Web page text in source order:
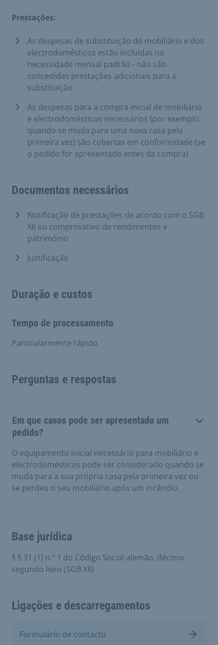
Prestações:
As despesas de substituição do mobiliário e dos
electrodomésticos estão incluídas na
necessidade mensal padrão - não são
concedidas prestações adicionais para a
substituição
As despesas para a compra inicial de mobiliário
e electrodomésticos necessários (por exemplo,
quando se muda para uma nova casa pela
primeira vez) são cobertas em conformidade (se
o pedido for apresentado antes da compra)
Documentos necessários
Notificação de prestações de acordo com o SGB
XII ou comprovativo de rendimentos e
património
Justificação
Duração e custos
Tempo de processamento
Particularmente rápido
Perguntas e respostas
Em que casos pode ser apresentado um
pedido?
O equipamento inicial necessário para mobiliário e
electrodomésticos pode ser considerado quando se
muda para a sua própria casa pela primeira vez ou
se perdeu o seu mobiliário após um incêndio.
Base jurídica
§ § 31 (1) n.º 1 do Código Social alemão, décimo
segundo livro (SGB XII)
Ligações e descarregamentos
Formulário de contacto